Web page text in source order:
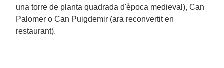
una torre de planta quadrada d'època medieval), Can
Palomer o Can Puigdemir (ara reconvertit en
restaurant).